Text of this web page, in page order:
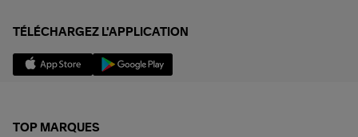
TÉLÉCHARGEZ L'APPLICATION
TOP MARQUES